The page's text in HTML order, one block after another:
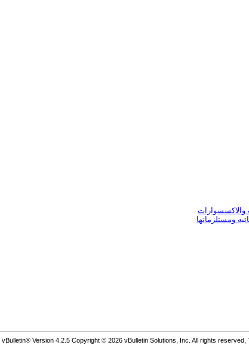
والاكسسوارات
ومستلزماتها
Version 4.2.5 Copyright © 2026 vBulletin Solutions, Inc. All rights reserved,